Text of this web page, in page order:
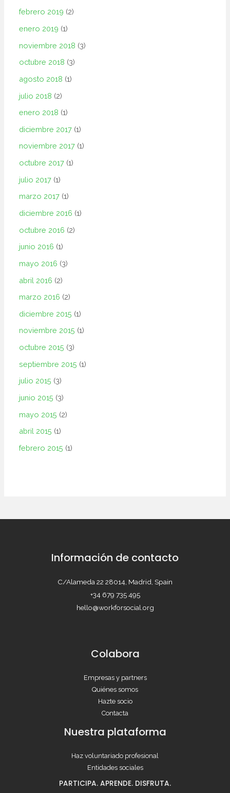
febrero 2019 (2)
enero 2019 (1)
noviembre 2018 (3)
octubre 2018 (3)
agosto 2018 (1)
julio 2018 (2)
enero 2018 (1)
diciembre 2017 (1)
noviembre 2017 (1)
octubre 2017 (1)
julio 2017 (1)
marzo 2017 (1)
diciembre 2016 (1)
octubre 2016 (2)
junio 2016 (1)
mayo 2016 (3)
abril 2016 (2)
marzo 2016 (2)
diciembre 2015 (1)
noviembre 2015 (1)
octubre 2015 (3)
septiembre 2015 (1)
julio 2015 (3)
junio 2015 (3)
mayo 2015 (2)
abril 2015 (1)
febrero 2015 (1)
Información de contacto
C/Alameda 22 28014, Madrid, Spain
+34 679 735 495
hello@workforsocial.org
Colabora
Empresas y partners
Quiénes somos
Hazte socio
Contacta
Nuestra plataforma
Haz voluntariado profesional
Entidades sociales
PARTICIPA. APRENDE. DISFRUTA.